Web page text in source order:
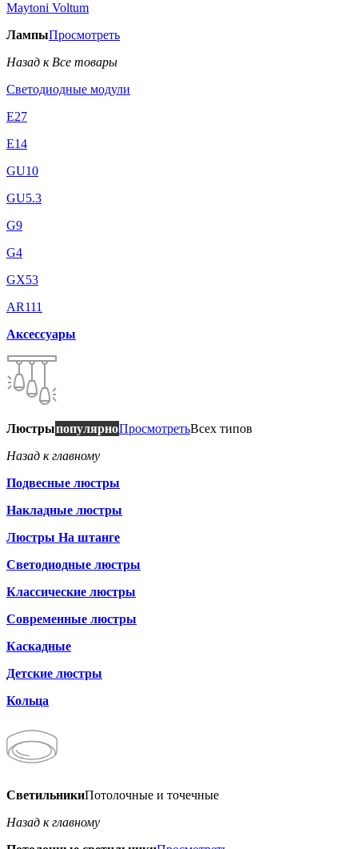
Maytoni Voltum
ЛампыПросмотреть
Назад к Все товары
Светодиодные модули
E27
E14
GU10
GU5.3
G9
G4
GX53
AR111
Аксессуары
ЛюстрыпопулярноПросмотретьВсех типов
Назад к главному
Подвесные люстры
Накладные люстры
Люстры На штанге
Светодиодные люстры
Классические люстры
Современные люстры
Каскадные
Детские люстры
Кольца
СветильникиПотолочные и точечные
Назад к главному